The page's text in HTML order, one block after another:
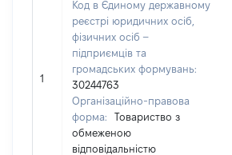
1
Код в Єдиному державному
реєстрі юридичних осіб,
фізичних осіб –
підприємців та
громадських формувань:
30244763
Організаційно-правова
форма:
Товариство з
обмеженою
відповідальністю